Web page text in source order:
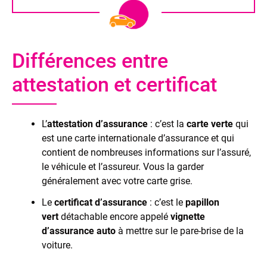
Différences entre
attestation et certificat
L’attestation d’assurance : c’est la carte verte qui
est une carte internationale d’assurance et qui
contient de nombreuses informations sur l’assuré,
le véhicule et l’assureur. Vous la garder
généralement avec votre carte grise.
Le certificat d’assurance : c’est le papillon
vertdétachable encore appelé vignette
d’assurance auto à mettre sur le pare-brise de la
voiture.